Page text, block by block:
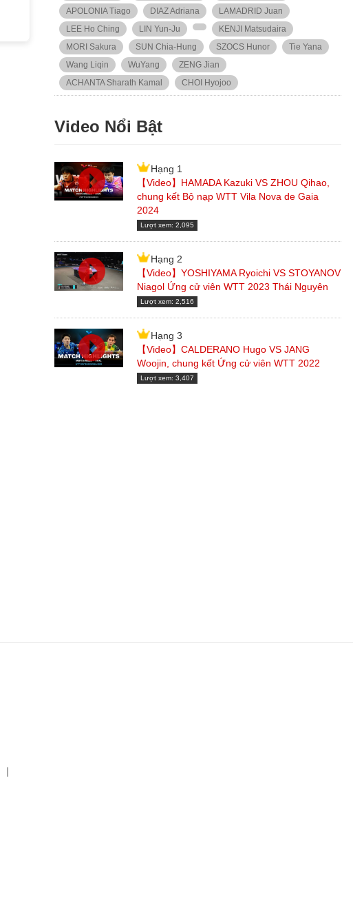
APOLONIA Tiago
DIAZ Adriana
LAMADRID Juan
LEE Ho Ching
LIN Yun-Ju
KENJI Matsudaira
MORI Sakura
SUN Chia-Hung SZOCS Hunor
Tie Yana
Wang Liqin
WuYang
ZENG Jian
ACHANTA Sharath Kamal
CHOI Hyojoo
Video Nổi Bật
Hạng 1
【Video】HAMADA Kazuki VS ZHOU Qihao,
chung kết Bộ nạp WTT Vila Nova de Gaia
2024
Lượt xem: 2,095
Hạng 2
【Video】YOSHIYAMA Ryoichi VS STOYANOV
Niagol Ứng cử viên WTT 2023 Thái Nguyên
Lượt xem: 2,516
Hạng 3
【Video】CALDERANO Hugo VS JANG
Woojin, chung kết Ứng cử viên WTT 2022
Lượt xem: 3,407
｜